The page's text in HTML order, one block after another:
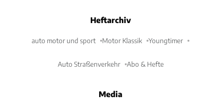
Heftarchiv
auto motor und sport Motor Klassik Youngtimer
Auto Straßenverkehr Abo & Hefte
Media